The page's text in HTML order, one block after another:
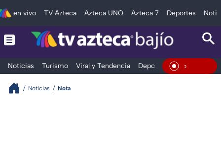
en vivo TV Azteca Azteca UNO Azteca 7 Deportes
Noticias Turismo Viral y Tendencia Deportes Espectáculos
En Vivo
Noticias Nota